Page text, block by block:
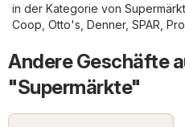
in der Kategorie von
Coop Otto's Denner, SPAR
Andere Geschäfte
"Supermärkte"